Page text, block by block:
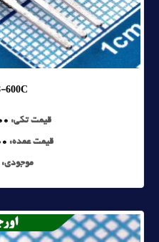
600C
قیمت تکی:
قیمت عمده:
موجودی: